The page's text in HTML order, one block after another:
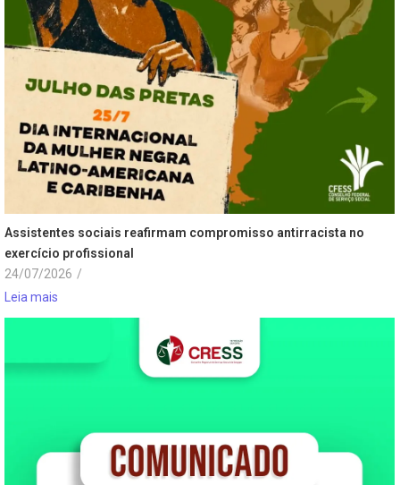
Assistentes sociais reafirmam compromisso antirracista no
exercício profissional
24/07/2026 /
Leia mais